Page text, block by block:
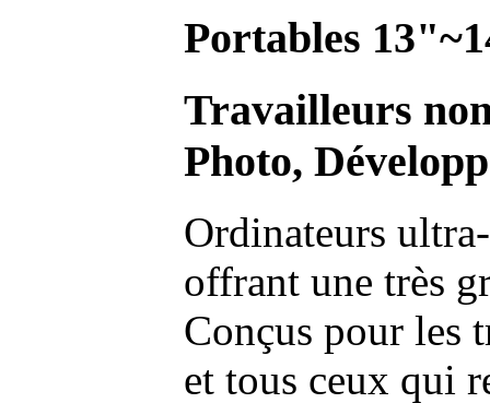
Portables
Travailleurs
Photo,
Ordinateurs
offrant une très
Conçus pour les
et tous ceux qui